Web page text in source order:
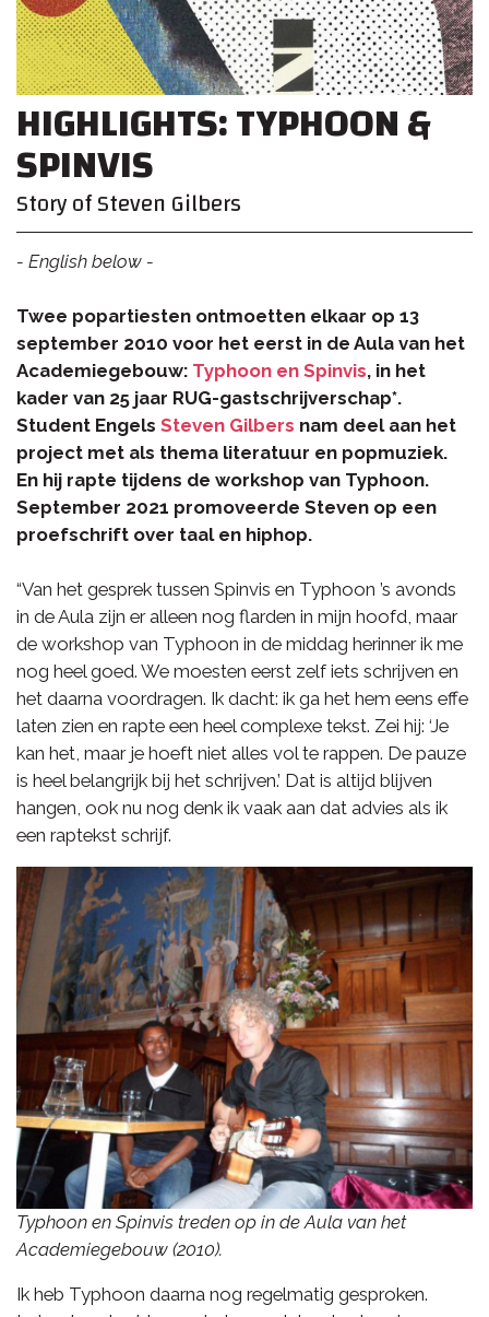
HIGHLIGHTS: TYPHOON &
SPINVIS
Story of Steven Gilbers
- English below -
Twee popartiesten ontmoetten elkaar op 13
september 2010 voor het eerst in de Aula van het
Academiegebouw: Typhoon en Spinvis, in het
kader van 25 jaar RUG-gastschrijverschap*.
Student Engels Steven Gilbers nam deel aan het
project met als thema literatuur en popmuziek.
En hij rapte tijdens de workshop van Typhoon.
September 2021 promoveerde Steven op een
proefschrift over taal en hiphop.
“Van het gesprek tussen Spinvis en Typhoon ’s avonds
in de Aula zijn er alleen nog flarden in mijn hoofd, maar
de workshop van Typhoon in de middag herinner ik me
nog heel goed. We moesten eerst zelf iets schrijven en
het daarna voordragen. Ik dacht: ik ga het hem eens effe
laten zien en rapte een heel complexe tekst. Zei hij: ‘Je
kan het, maar je hoeft niet alles vol te rappen. De pauze
is heel belangrijk bij het schrijven.’ Dat is altijd blijven
hangen, ook nu nog denk ik vaak aan dat advies als ik
een raptekst schrijf.
Typhoon en Spinvis treden op in de Aula van het
Academiegebouw (2010).
Ik heb Typhoon daarna nog regelmatig gesproken.